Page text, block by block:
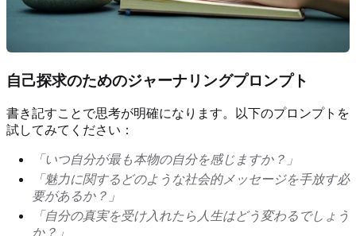
自己探求のためのジャーナリングプロンプト
書き記すことで思考が明確になります。以下のプロンプトを
試してみてください：
「いつ自分が最も本物の自分を感じますか？」
「魅力に関するどのような社会的メッセージを手放す必
要があるか？」
「自分の真実を受け入れたら人生はどう変わるでしょう
か？」